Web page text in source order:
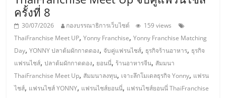
แฟ
รน
ไชส์
ครั้งที่ 8
30/07/2026 กองบรรณาธิการเว็บไซต์
159 views
ThaiFranchise Meet UP,Yonny Franchise,Yonny Franchise Matching
Day,YONNY ปลาต้มผักกาดดอง, จับคู่แฟรนไชส์, ธุรกิจร้านอาหาร, ธุรกิจ
แฟรนไชส์,ปลาต้มผักกาดดอง, ยอนนี่, ร้านอาหารจีน, สัมมนา
ThaiFranchise Meet Up, สัมมนาลงทุน, เจาะลึกโมเดลธุรกิจ Yonny, แฟรน
ไชส์, แฟรนไชส์ YONNY, แฟรนไชส์ยอนนี่, แฟรนไชส์ยอนนี่ ThaiFranchise